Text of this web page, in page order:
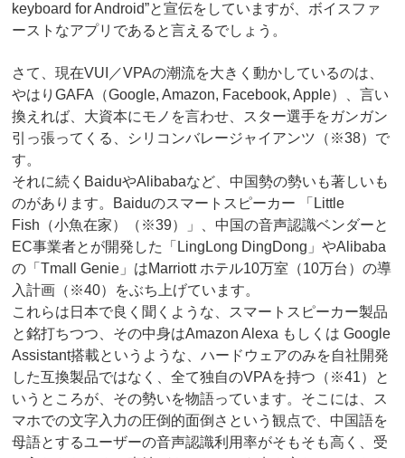
keyboard for Android”と宣伝をしていますが、ボイスファ
ーストなアプリであると言えるでしょう。
さて、現在VUI／VPAの潮流を大きく動かしているのは、
やはりGAFA（Google, Amazon, Facebook, Apple）、言い
換えれば、大資本にモノを言わせ、スター選手をガンガン
引っ張ってくる、シリコンバレージャイアンツ（※38）で
す。
それに続くBaiduやAlibabaなど、中国勢の勢いも著しいも
のがあります。Baiduのスマートスピーカー 「Little
Fish（小魚在家）（※39）」、中国の音声認識ベンダーと
EC事業者とが開発した「LingLong DingDong」やAlibaba
の「Tmall Genie」はMarriott ホテル10万室（10万台）の導
入計画（※40）をぶち上げています。
これらは日本で良く聞くような、スマートスピーカー製品
と銘打ちつつ、その中身はAmazon Alexa もしくは Google
Assistant搭載というような、ハードウェアのみを自社開発
した互換製品ではなく、全て独自のVPAを持つ（※41）と
いうところが、その勢いを物語っています。そこには、ス
マホでの文字入力の圧倒的面倒さという観点で、中国語を
母語とするユーザーの音声認識利用率がそもそも高く、受